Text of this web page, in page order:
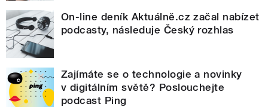
On-line deník Aktuálně.cz začal nabízet
podcasty, následuje Český rozhlas
Zajímáte se o technologie a novinky
v digitálním světě? Poslouchejte
podcast Ping